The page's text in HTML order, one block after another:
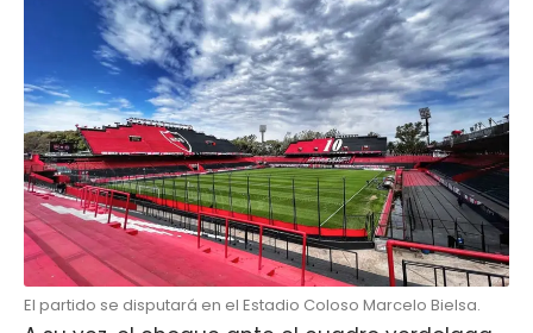
El partido se disputará en el Estadio Coloso Marcelo Bielsa.